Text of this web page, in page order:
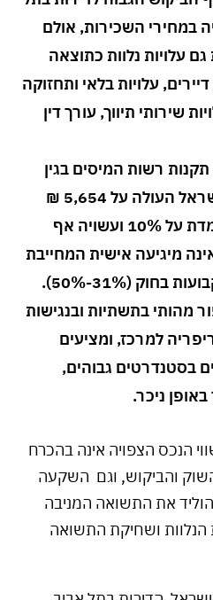
במחירי השכירות, אולם
עלויות נלוות כתוצאה
עלויות בלאי ותחזוקה
שירותי תיווך, עורך דין
רשות המיסים בגין
הכנסה משכירות בישראל העולה על 5,654 ₪
קיימת חובת מס העומדת על 10% ועשויה אף
מיגיעה אישית המחייבת
(31%-50%).
מהותי בתשתיות ובנגישות
למרכז, ומציעים
בסטנדרטים גבוהים,
באופן ניכר.
הנכס הצפויה אינה בהכרח
והביקוש, וגם השקעה
את התשואה המניבה
ושחיקת התשואה